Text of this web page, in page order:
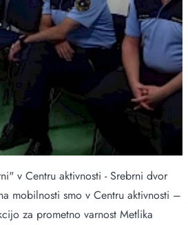
v Centru aktivnosti - Srebrni dvor
mobilnosti smo v Centru aktivnosti –
za prometno varnost Metlika